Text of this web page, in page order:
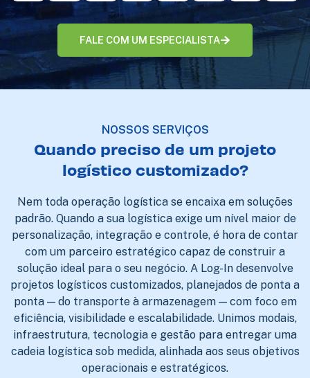
FALE COM UM ESPECIALISTA
NOSSOS SERVIÇOS
Quando preciso de um projeto
logístico customizado?
Nem toda operação logística se encaixa em soluções
padrão. Quando a sua logística exige um nível maior de
personalização, integração e controle, é hora de contar
com um parceiro estratégico capaz de construir a
solução ideal para o seu negócio. A Log-In desenvolve
projetos logísticos customizados, planejados de ponta a
ponta — do transporte à armazenagem — com foco em
eficiência, visibilidade e escalabilidade. Unimos modais,
infraestrutura, tecnologia e gestão para entregar uma
cadeia logística sob medida, alinhada aos seus objetivos
operacionais e estratégicos.